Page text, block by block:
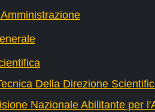
Della Direzione
Nazionale Abilitante per